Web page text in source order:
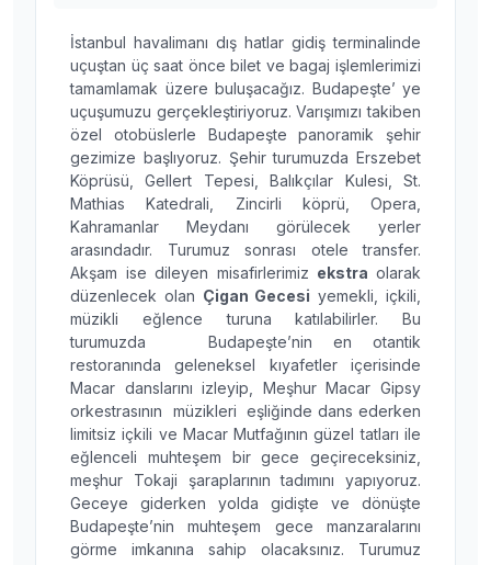
İstanbul havalimanı dış hatlar gidiş terminalinde
uçuştan üç saat önce bilet ve bagaj işlemlerimizi
tamamlamak üzere buluşacağız. Budapeşte’ ye
uçuşumuzu gerçekleştiriyoruz. Varışımızı takiben
özel otobüslerle Budapeşte panoramik şehir
gezimize başlıyoruz. Şehir turumuzda Erszebet
Köprüsü, Gellert Tepesi, Balıkçılar Kulesi, St.
Mathias Katedrali, Zincirli köprü, Opera,
Kahramanlar Meydanı görülecek yerler
arasındadır. Turumuz sonrası otele transfer.
Akşam ise dileyen misafirlerimiz ekstraolarak
düzenlecek olan Çigan Gecesi yemekli, içkili,
müzikli eğlence turuna katılabilirler. Bu
turumuzda Budapeşte’nin en otantik
restoranında geleneksel kıyafetler içerisinde
Macar danslarını izleyip, Meşhur Macar Gipsy
orkestrasının müzikleri eşliğinde dans ederken
limitsiz içkili ve Macar Mutfağının güzel tatları ile
eğlenceli muhteşem bir gece geçireceksiniz,
meşhur Tokaji şaraplarının tadımını yapıyoruz.
Geceye giderken yolda gidişte ve dönüşte
Budapeşte’nin muhteşem gece manzaralarını
görme imkanına sahip olacaksınız. Turumuz